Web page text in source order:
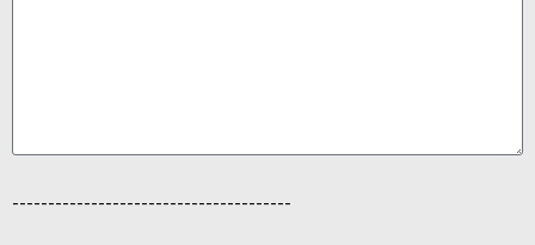
---------------------------------------